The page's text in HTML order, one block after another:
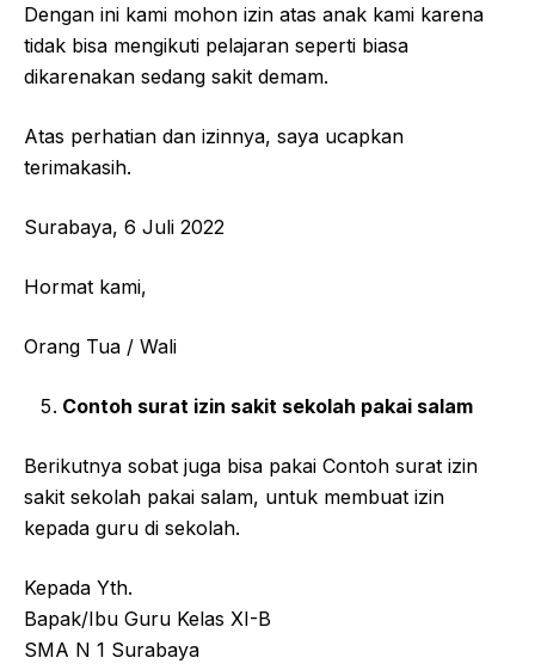
Dengan ini kami mohon izin atas anak kami karena
tidak bisa mengikuti pelajaran seperti biasa
dikarenakan sedang sakit demam.
Atas perhatian dan izinnya, saya ucapkan
terimakasih.
Surabaya, 6 Juli 2022
Hormat kami,
Orang Tua / Wali
Contoh surat izin sakit sekolah pakai salam
Berikutnya sobat juga bisa pakai Contoh surat izin
sakit sekolah pakai salam, untuk membuat izin
kepada guru di sekolah.
Kepada Yth.
Bapak/Ibu Guru Kelas XI-B
SMA N 1 Surabaya